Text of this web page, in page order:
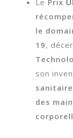
le
19,
son
des